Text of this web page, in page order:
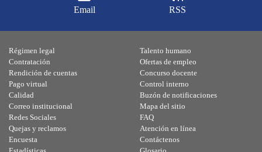
Email RSS
Régimen legal
Contratación
Rendición de cuentas
Pago virtual
Calidad
Talento humano
Ofertas de empleo
Concurso docente
Control interno
Buzón de notificaciones
Correo institucional
Redes Sociales
Quejas y reclamos
Encuesta
Mapa del sitio
FAQ
Atención en línea
Contáctenos